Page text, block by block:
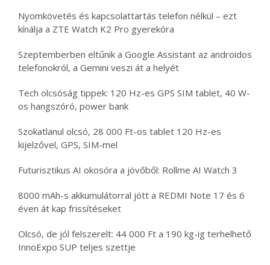
Nyomkövetés és kapcsolattartás telefon nélkül – ezt
kínálja a ZTE Watch K2 Pro gyerekóra
Szeptemberben eltűnik a Google Assistant az androidos
telefonokról, a Gemini veszi át a helyét
Tech olcsóság tippek: 120 Hz-es GPS SIM tablet, 40 W-
os hangszóró, power bank
Szokatlanul olcsó, 28 000 Ft-os tablet 120 Hz-es
kijelzővel, GPS, SIM-mel
Futurisztikus AI okosóra a jövőből: Rollme AI Watch 3
8000 mAh-s akkumulátorral jött a REDMI Note 17 és 6
éven át kap frissítéseket
Olcsó, de jól felszerelt: 44 000 Ft a 190 kg-ig terhelhető
InnoExpo SUP teljes szettje